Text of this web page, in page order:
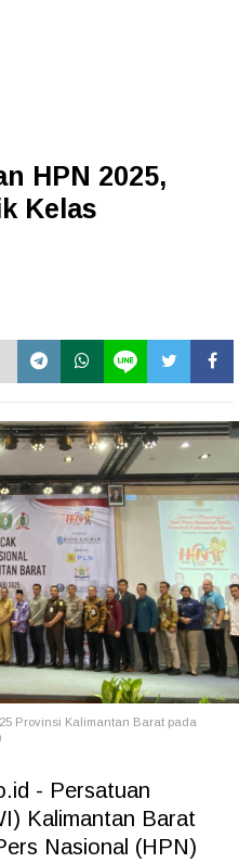
HPN 2025,
Kelas
Provinsi Kalimantan Barat pada
- Persatuan
Kalimantan Barat
Nasional (HPN)